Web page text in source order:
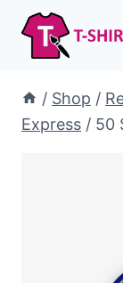
Salta
contenuto
/ Shop /
Express / 50